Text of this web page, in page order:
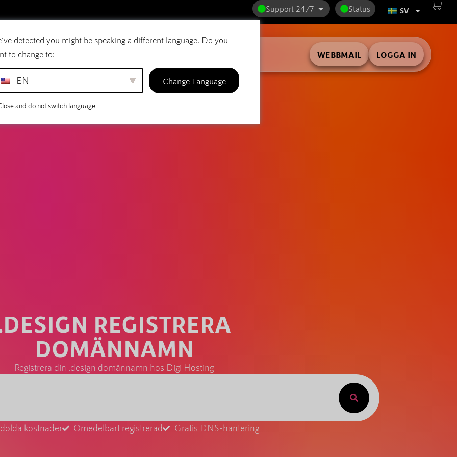
Support 24/7 Status SV
E-post Domännamn SiteBuilder
WEBBMAIL LOGGA IN
REGISTRERA
DOMÄNNAMN
Registrera din .design domännamn hos Digi Hosting
kostnader Omedelbart registrerad Gratis DNS-hantering
detected you might be speaking a different language. Do you
to change to:
EN Change Language
and do not switch language